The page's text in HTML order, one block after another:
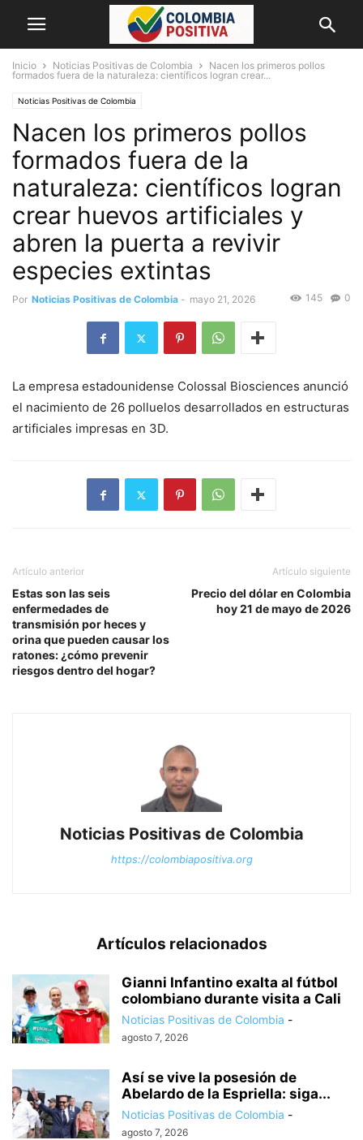
Inicio Noticias Positivas de Colombia
Nacen los primeros pollos
formados fuera de la naturaleza: científicos logran crear...
Noticias Positivas de Colombia
Nacen los primeros pollos
formados fuera de la
naturaleza: científicos logran
crear huevos artificiales y
abren la puerta a revivir
especies extintas
Por Noticias Positivas de Colombia - mayo 21, 2026 0
145
La empresa estadounidense Colossal Biosciences anunció
el nacimiento de 26 polluelos desarrollados en estructuras
artificiales impresas en 3D.
Artículo anterior
Estas son las seis
enfermedades de
transmisión por heces y
orina que pueden causar los
ratones: ¿cómo prevenir
riesgos dentro del hogar?
Artículo siguiente
Precio del dólar en Colombia
hoy 21 de mayo de 2026
Noticias Positivas de Colombia
https://colombiapositiva.org
Artículos relacionados
Gianni Infantino exalta al fútbol
colombiano durante visita a Cali
Noticias Positivas de Colombia -
agosto 7, 2026
Así se vive la posesión de
Abelardo de la Espriella: siga...
Noticias Positivas de Colombia -
agosto 7, 2026